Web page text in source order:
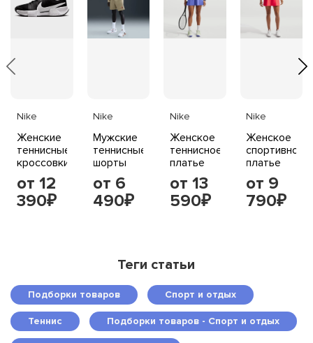
Nike
Женские
теннисные
кроссовки
Nike GP
Challenge
Pro,
от 12
390₽
Nike
Мужские
теннисные
шорты
NikeCourt
Heritage
от 6
490₽
Nike
Женское
теннисное
платье
NikeCourt,
сапфировое/
черное
от 13
590₽
Nike
Женское
спортивное
платье
Nike One
Dri-FIT со
встроенными
от 9
790₽
Теги статьи
Подборки товаров Спорт и отдых
Теннис Подборки товаров - Спорт и отдых